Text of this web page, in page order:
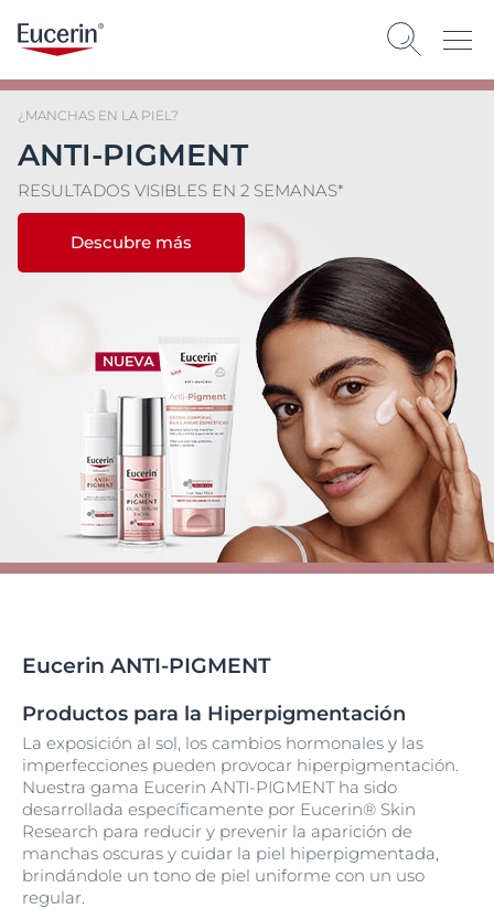
¿MANCHAS EN LA PIEL?
ANTI-PIGMENT
RESULTADOS VISIBLES EN 2 SEMANAS*
Descubre más
Eucerin ANTI-PIGMENT
Productos para la Hiperpigmentación
La exposición al sol, los cambios hormonales y las
imperfecciones pueden provocar hiperpigmentación.
Nuestra gama Eucerin ANTI-PIGMENT ha sido
desarrollada específicamente por Eucerin® Skin
Research para reducir y prevenir la aparición de
manchas oscuras y cuidar la piel hiperpigmentada,
brindándole un tono de piel uniforme con un uso
regular.